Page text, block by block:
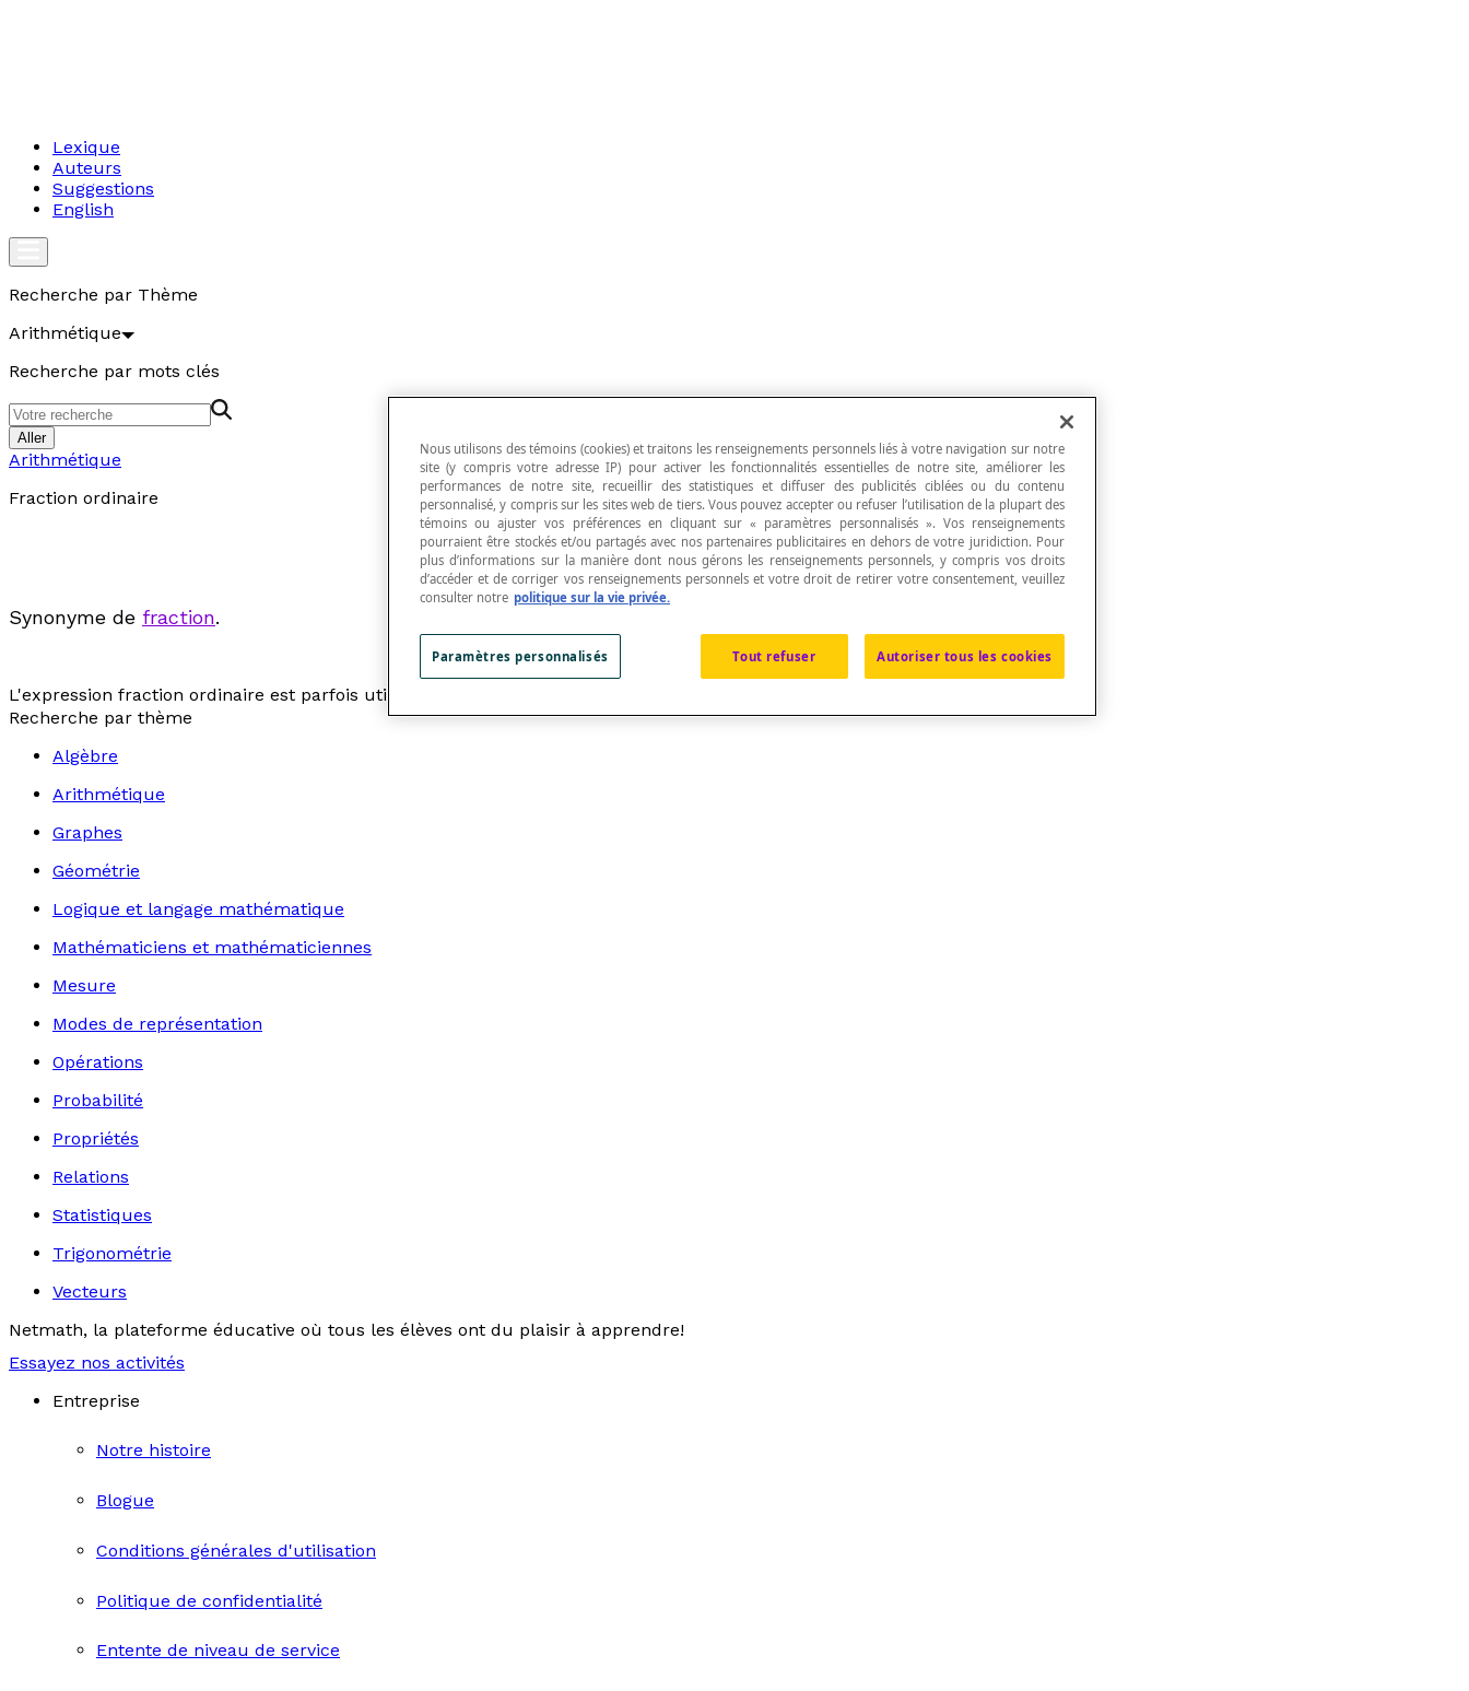
Lexique
Auteurs
Suggestions
English
Recherche par Thème
Arithmétique
Recherche par mots clés
Aller
Arithmétique
Fraction ordinaire
Synonyme de fraction.
L'expression fraction ordinaire est parfois utilisée pour désigner une
Recherche par thème
Algèbre
Arithmétique
Graphes
Géométrie
Logique et langage mathématique
Mathématiciens et mathématiciennes
Mesure
Modes de représentation
Opérations
Probabilité
Propriétés
Relations
Statistiques
Trigonométrie
Vecteurs
Netmath, la plateforme éducative où tous les élèves ont du plaisir à apprendre!
Essayez nos activités
Entreprise
Notre histoire
Blogue
Conditions générales d'utilisation
Politique de confidentialité
Entente de niveau de service
Nous utilisons des témoins (cookies) et traitons les renseignements personnels liés à votre navigation sur notre
site (y compris votre adresse IP) pour activer les fonctionnalités essentielles de notre site, améliorer les
performances de notre site, recueillir des statistiques et diffuser des publicités ciblées ou du contenu
personnalisé, y compris sur les sites web de tiers. Vous pouvez accepter ou refuser l’utilisation de la plupart des
témoins ou ajuster vos préférences en cliquant sur « paramètres personnalisés ». Vos renseignements
pourraient être stockés et/ou partagés avec nos partenaires publicitaires en dehors de votre juridiction. Pour
plus d’informations sur la manière dont nous gérons les renseignements personnels, y compris vos droits
d’accéder et de corriger vos renseignements personnels et votre droit de retirer votre consentement, veuillez
consulter notre politique sur la vie privée.
Tout refuser Autoriser tous les cookies
Paramètres personnalisés